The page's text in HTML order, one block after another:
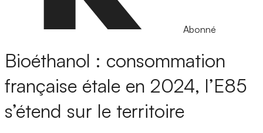
Abonné
Bioéthanol : consommation
française étale en 2024, l’E85
s’étend sur le territoire